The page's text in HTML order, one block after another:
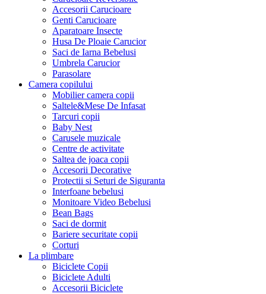
Accesorii Carucioare
Genti Carucioare
Aparatoare Insecte
Husa De Ploaie Carucior
Saci de Iarna Bebelusi
Umbrela Carucior
Parasolare
Camera copilului
Mobilier camera copii
Saltele&Mese De Infasat
Tarcuri copii
Baby Nest
Carusele muzicale
Centre de activitate
Saltea de joaca copii
Accesorii Decorative
Protectii si Seturi de Siguranta
Interfoane bebelusi
Monitoare Video Bebelusi
Bean Bags
Saci de dormit
Bariere securitate copii
Corturi
La plimbare
Biciclete Copii
Biciclete Adulti
Accesorii Biciclete